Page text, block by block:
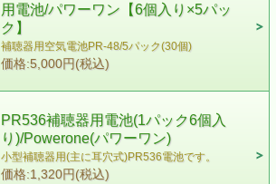
用電池/パワーワン【6個入り×5パッ
ク】
補聴器用空気電池PR-48/5パック(30個)
価格:5,000円(税込)
PR536補聴器用電池(1パック6個入
り)/Powerone(パワーワン)
小型補聴器用(主に耳穴式)PR536電池です。
価格:1,320円(税込)